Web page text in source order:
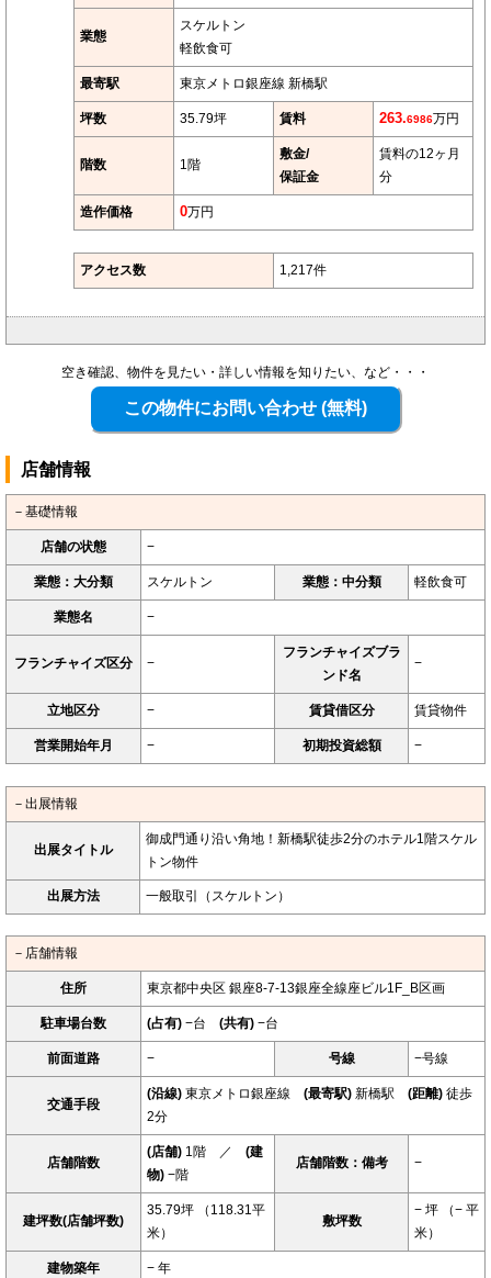
業態
スケルトン
軽飲食可
最寄駅 東京メトロ銀座線 新橋駅
坪数 35.79坪 賃料 263.6986万円
階数 1階
敷金/
保証金
賃料の12ヶ月
分
造作価格 0万円
アクセス数 1,217件
空き確認、物件を見たい・詳しい情報を知りたい、など・・・
店舗情報
－基礎情報
店舗の状態 −
業態：大分類 スケルトン 業態：中分類 軽飲食可
業態名 −
フランチャイズ区分 −
フランチャイズブラ
ンド名
−
立地区分 − 賃貸借区分 賃貸物件
営業開始年月 − 初期投資総額 −
－出展情報
出展タイトル
御成門通り沿い角地！新橋駅徒歩2分のホテル1階スケル
トン物件
出展方法 一般取引（スケルトン）
－店舗情報
住所 東京都中央区 銀座8-7-13銀座全線座ビル1F_B区画
駐車場台数 (占有) −台 (共有) −台
前面道路 − 号線 −号線
交通手段
(沿線) 東京メトロ銀座線 (最寄駅) 新橋駅 (距離) 徒歩
2分
店舗階数
(店舗) 1階 ／ (建
物) −階
店舗階数：備考 −
建坪数(店舗坪数)
35.79坪 （118.31平
米）
敷坪数
− 坪 （− 平
米）
建物築年 − 年